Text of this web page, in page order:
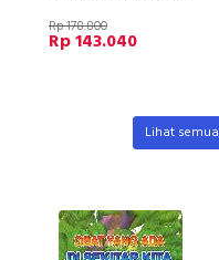
Rp 178.800
Rp 143.040
Lihat semua